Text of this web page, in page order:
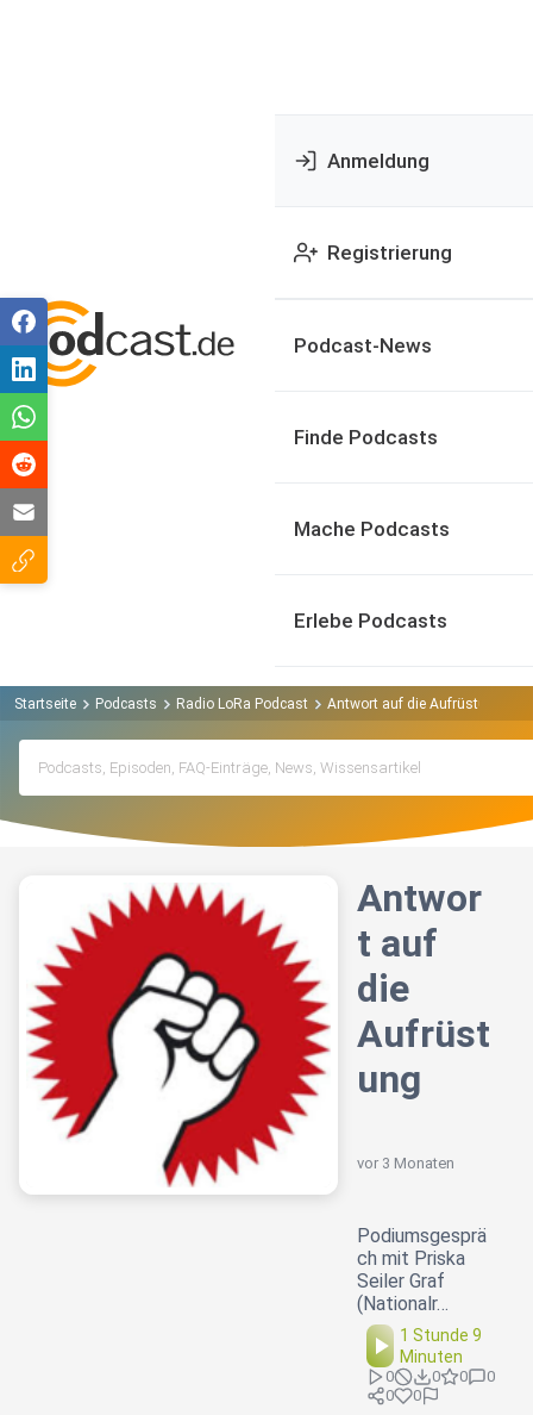
Anmeldung
Registrierung
Podcast-News
Finde Podcasts
Mache Podcasts
Erlebe Podcasts
Startseite Podcasts Radio LoRa Podcast Antwort auf die Aufrüstung
Antwor
t auf
die
Aufrüst
ung
vor 3 Monaten
Podiumsgesprä
ch mit Priska
Seiler Graf
(Nationalr…
1 Stunde 9
Minuten
0 0 0
0
0
0